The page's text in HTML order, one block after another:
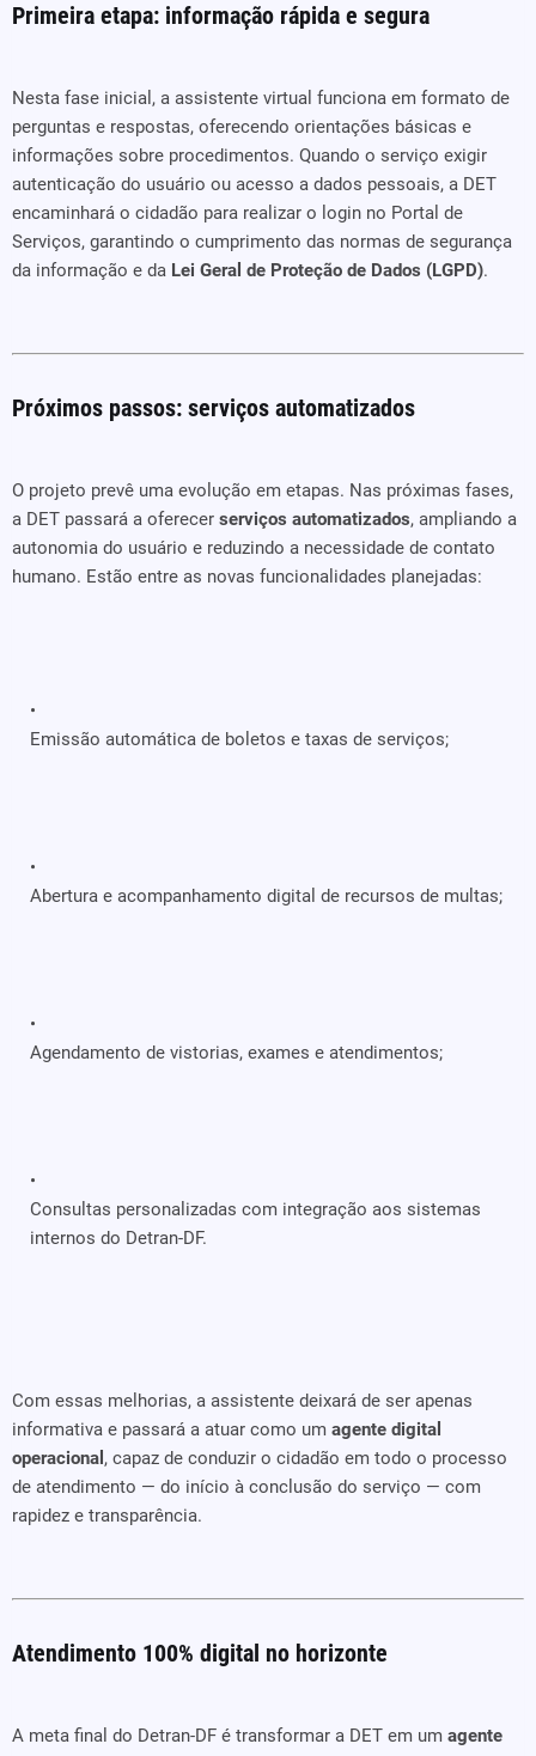
Primeira etapa: informação rápida e segura
Nesta fase inicial, a assistente virtual funciona em formato de
perguntas e respostas, oferecendo orientações básicas e
informações sobre procedimentos. Quando o serviço exigir
autenticação do usuário ou acesso a dados pessoais, a DET
encaminhará o cidadão para realizar o login no Portal de
Serviços, garantindo o cumprimento das normas de segurança
da informação e da Lei Geral de Proteção de Dados (LGPD).
Próximos passos: serviços automatizados
O projeto prevê uma evolução em etapas. Nas próximas fases,
a DET passará a oferecer serviços automatizados, ampliando a
autonomia do usuário e reduzindo a necessidade de contato
humano. Estão entre as novas funcionalidades planejadas:
Emissão automática de boletos e taxas de serviços;
Abertura e acompanhamento digital de recursos de multas;
Agendamento de vistorias, exames e atendimentos;
Consultas personalizadas com integração aos sistemas
internos do Detran-DF.
Com essas melhorias, a assistente deixará de ser apenas
informativa e passará a atuar como um agente digital
operacional , capaz de conduzir o cidadão em todo o processo
de atendimento — do início à conclusão do serviço — com
rapidez e transparência.
Atendimento 100% digital no horizonte
A meta final do Detran-DF é transformar a DET em um agente